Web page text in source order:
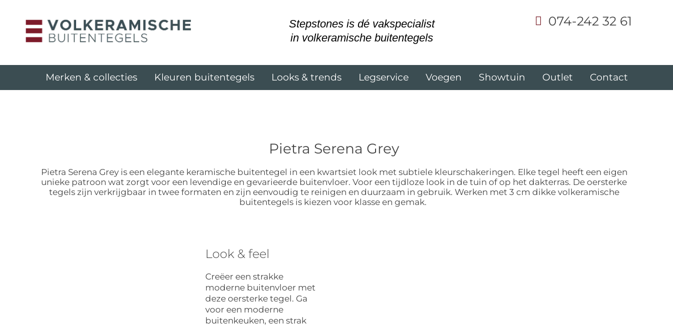
Stepstones is dé vakspecialist
in volkeramische buitentegels
074-242 32 61
Merken & collecties Kleuren buitentegels Looks & trends Legservice Voegen Showtuin Outlet Contact
Pietra Serena Grey
Pietra Serena Grey is een elegante keramische buitentegel in een kwartsiet look met subtiele kleurschakeringen. Elke tegel heeft een eigen
unieke patroon wat zorgt voor een levendige en gevarieerde buitenvloer. Voor een tijdloze look in de tuin of op het dakterras. De oersterke
tegels zijn verkrijgbaar in twee formaten en zijn eenvoudig te reinigen en duurzaam in gebruik. Werken met 3 cm dikke volkeramische
buitentegels is kiezen voor klasse en gemak.
Look & feel
Creëer een strakke
moderne buitenvloer met
deze oersterke tegel. Ga
voor een moderne
buitenkeuken, een strak